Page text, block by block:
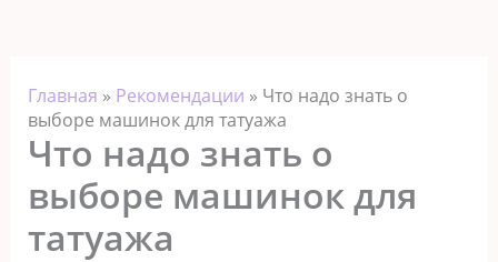
Главная » Рекомендации » Что надо знать о
выборе машинок для татуажа
Что надо знать о
выборе машинок для
татуажа